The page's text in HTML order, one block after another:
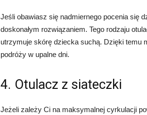
Jeśli obawiasz się nadmiernego pocenia się
doskonałym rozwiązaniem. Tego rodzaju
utrzymuje skórę dziecka suchą. Dzięki temu
podróży w upalne dni.
4. Otulacz z siateczki
Jeżeli zależy Ci na maksymalnej cyrkulacji